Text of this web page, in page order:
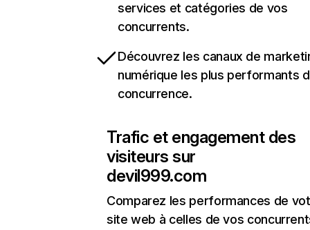
services et catégories de vos
concurrents.
Découvrez les canaux de
numérique les plus performants
concurrence.
Trafic et engagement des
visiteurs sur
devil999.com
Comparez les performances de
site web à celles de vos